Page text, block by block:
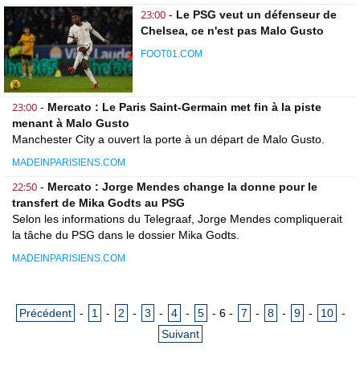
23:00 - Le PSG veut un défenseur de
Chelsea, ce n'est pas Malo Gusto
FOOT01.COM
23:00 - Mercato : Le Paris Saint-Germain met fin à la piste
menant à Malo Gusto
Manchester City a ouvert la porte à un départ de Malo Gusto.
MADEINPARISIENS.COM
22:50 - Mercato : Jorge Mendes change la donne pour le
transfert de Mika Godts au PSG
Selon les informations du Telegraaf, Jorge Mendes compliquerait
la tâche du PSG dans le dossier Mika Godts.
MADEINPARISIENS.COM
Précédent - 1 - 2 - 3 - 4 - 5 - 6 - 7 - 8 - 9 - 10
-
Suivant